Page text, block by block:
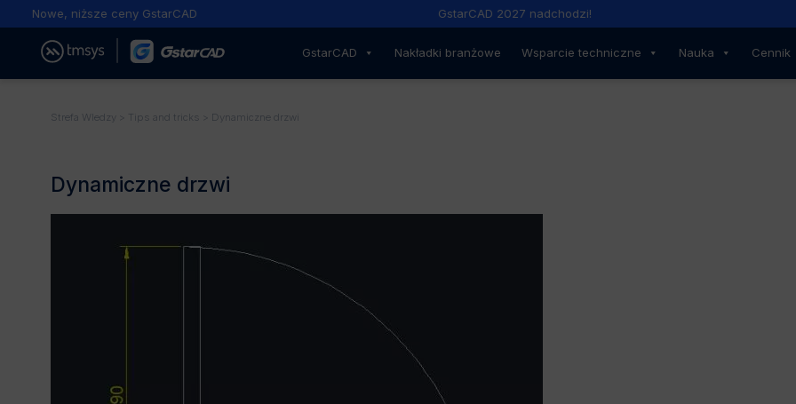
niższe ceny GstarCAD GstarCAD 2027 nadchodzi!
GstarCAD Nakładki branżowe Wsparcie techniczne Nauka Cennik
Strefa WIedzy Tips and tricks > Dynamiczne drzwi
Dynamiczne drzwi